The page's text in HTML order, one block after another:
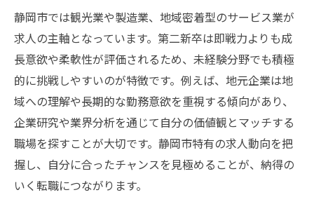
転職活動でアピールしたい自己成長の実績
キャリアアップとワークライフバランスの
両立術
未経験職種への挑戦を後押しする静岡市の魅力
第二新卒が未経験分野に挑戦しやすい理由
静岡市の未経験歓迎求人で注目すべき特徴
異業種転職で活かせる第二新卒の強み
未経験からキャリアを築くための心構え
静岡市では観光業や製造業、地域密着型のサービス業が
求人の主軸となっています。第二新卒は即戦力よりも成
長意欲や柔軟性が評価されるため、未経験分野でも積極
的に挑戦しやすいのが特徴です。例えば、地元企業は地
域への理解や長期的な勤務意欲を重視する傾向があり、
企業研究や業界分析を通じて自分の価値観とマッチする
職場を探すことが大切です。静岡市特有の求人動向を把
握し、自分に合ったチャンスを見極めることが、納得の
いく転職につながります。